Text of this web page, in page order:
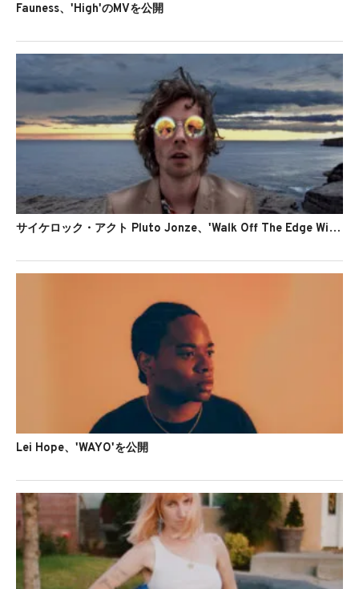
Fauness、'High'のMVを公開
サイケロック・アクト Pluto Jonze、'Walk Off The Edge With Me'を公開
Lei Hope、'WAYO'を公開